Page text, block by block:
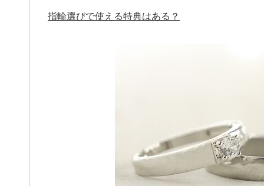
指輪選びで使える特典はある？